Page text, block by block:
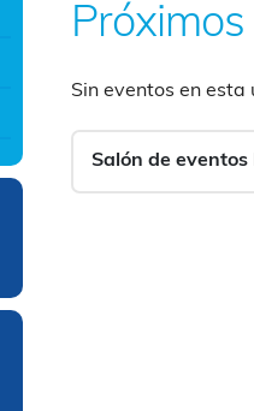
Sin eventos en esta
Salón de